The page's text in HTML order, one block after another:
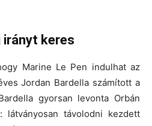
irányt keres
Marine Le Pen indulhat az
Jordan Bardella számított a
gyorsan levonta Orbán
látványosan távolodni kezdett